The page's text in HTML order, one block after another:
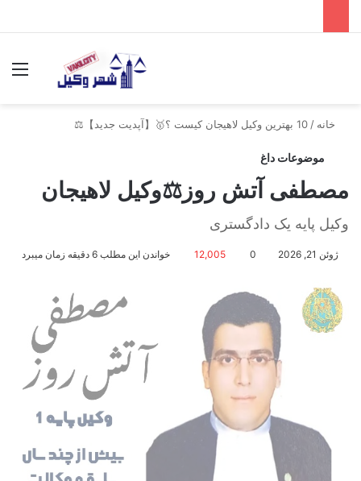
خانه / 10 بهترین وکیل لاهیجان کیست ؟🥇【آپدیت جدید】⚖️
موضوعات داغ
مصطفی آتش روز⚖️وکیل لاهیجان
وکیل پایه یک دادگستری
ژوئن 21, 2026 0
12,005 خواندن این مطلب 6 دقیقه زمان میبرد